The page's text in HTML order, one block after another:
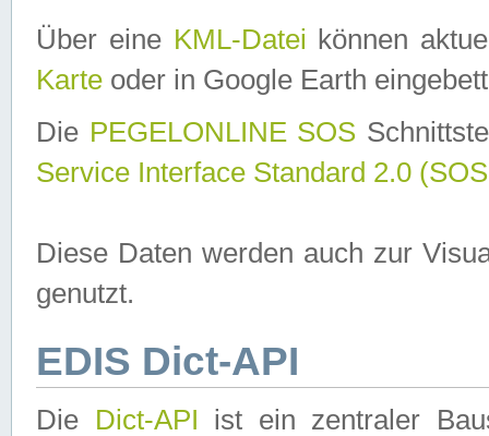
Über eine KML-Datei können
Karte oder in Google Earth
Die PEGELONLINE SOS
Service Interface Standard 2.0
Diese Daten werden auch zur
genutzt.
EDIS Dict-API
Die Dict-API ist ein zentraler